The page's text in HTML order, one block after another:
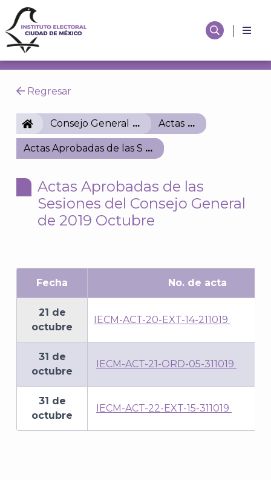
Regresar
IECMConsejo General Actas
Actas Aprobadas de las Sesiones del Consejo
Actas Aprobadas de las
Sesiones del Consejo General
de 2019 Octubre
Fecha No. de acta
21 de
octubre
IECM-ACT-20-EXT-14-211019
31 de
octubre
IECM-ACT-21-ORD-05-311019
31 de
octubre
IECM-ACT-22-EXT-15-311019